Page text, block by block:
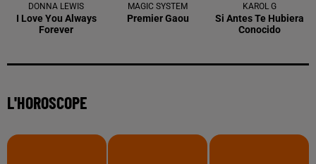
DONNA LEWIS
I Love You Always
Forever
MAGIC SYSTEM
Premier Gaou
KAROL G
Si Antes Te Hubiera
Conocido
L'HOROSCOPE